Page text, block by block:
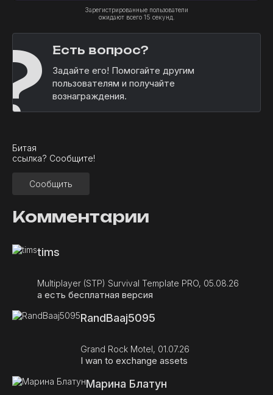
Зарегистрированные пользователи
ожидают всего 15 секунд.
Есть вопрос?
Задайте его! Помогайте другим
пользователям и получайте
вознаграждения.
Битая
ссылка? Сообщите!
Сообщить
Комментарии
tims
Multiplayer (STP) Survival Template PRO, 05.08.26
а есть бесплатная версия
RandBaaj5095
Grand Rock Motel, 01.07.26
I wan to exchange assets
Марина Блатун